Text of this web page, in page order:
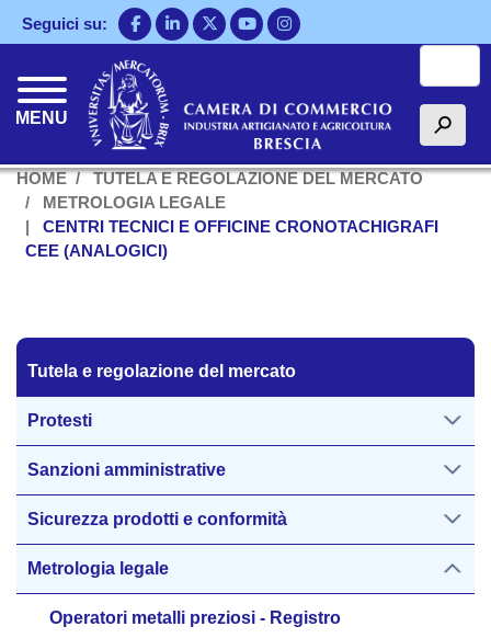
Salta
al
Seguici su:
MENU h
HOME
TUTELA E REGOLAZIONE DEL MERCATO
METROLOGIA LEGALE
CENTRI TECNICI E OFFICINE CRONOTACHIGRAFI
CEE (ANALOGICI)
Tutela regolazione del mercato
Tutela e regolazione del mercato
Protesti
Sanzioni amministrative
Sicurezza prodotti e conformità
Metrologia legale
Operatori metalli preziosi - Registro